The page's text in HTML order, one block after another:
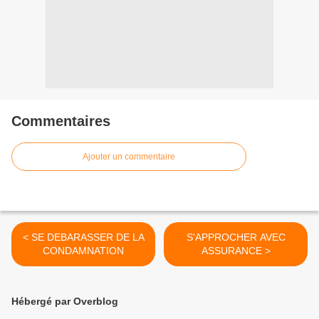
Commentaires
Ajouter un commentaire
< SE DEBARASSER DE LA
CONDAMNATION
S'APPROCHER AVEC
ASSURANCE >
Hébergé par Overblog